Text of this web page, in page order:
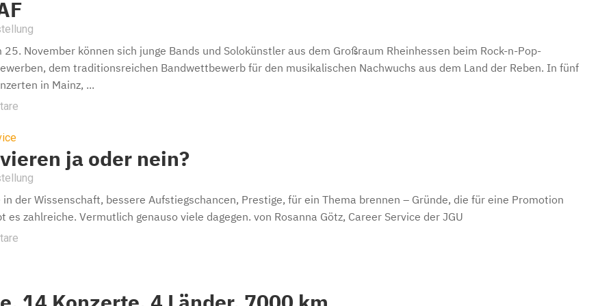
25. November können sich junge Bands und Solokünstler aus dem Großraum Rheinhessen beim Rock-n-Pop-
dem traditionsreichen Bandwettbewerb für den musikalischen Nachwuchs aus dem Land der Reben. In fünf
in Mainz, ...
ja oder nein?
in der Wissenschaft, bessere Aufstiegschancen, Prestige, für ein Thema brennen – Gründe, die für eine Promotion
es zahlreiche. Vermutlich genauso viele dagegen. von Rosanna Götz, Career Service der JGU